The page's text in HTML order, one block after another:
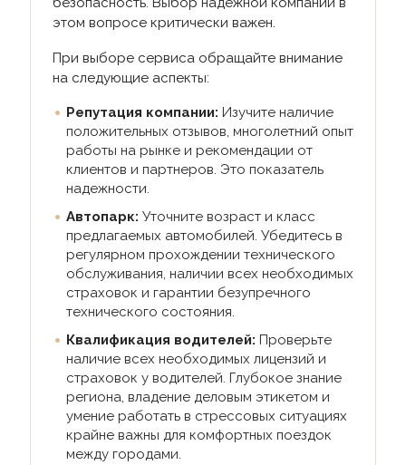
этом вопросе критически важен.
При выборе сервиса обращайте внимание
на следующие аспекты:
Репутация компании: Изучите наличие
положительных отзывов, многолетний опыт
работы на рынке и рекомендации от
клиентов и партнеров. Это показатель
надежности.
Автопарк: Уточните возраст и класс
предлагаемых автомобилей. Убедитесь в
регулярном прохождении технического
обслуживания, наличии всех необходимых
страховок и гарантии безупречного
технического состояния.
Квалификация водителей: Проверьте
наличие всех необходимых лицензий и
страховок у водителей. Глубокое знание
региона, владение деловым этикетом и
умение работать в стрессовых ситуациях
крайне важны для комфортных поездок
между городами.